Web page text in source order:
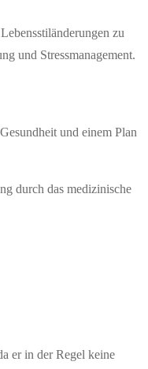
zu
und Stressmanagement.
und einem Plan
durch das medizinische
er in der Regel keine